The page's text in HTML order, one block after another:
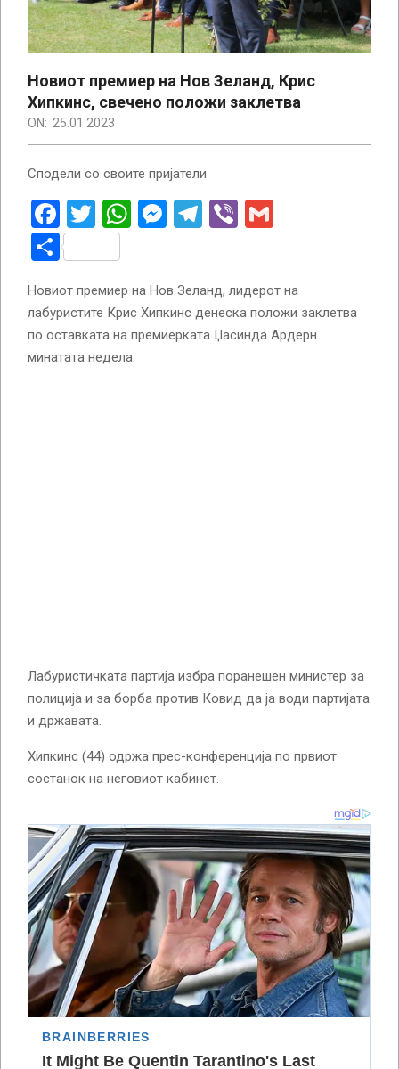
Новиот премиер на Нов Зеланд, Крис
Хипкинс, свечено положи заклетва
ON: 25.01.2023
Сподели со своите пријатели
Facebook
Twitter
WhatsApp
Messenger
Telegram
Viber
Share
Новиот премиер на Нов Зеланд, лидерот на
лабуристите Крис Хипкинс денеска положи заклетва
по оставката на премиерката Џасинда Ардерн
минатата недела.
Лабуристичката партија избра поранешен министер за
полиција и за борба против Ковид да ја води партијата
и државата.
Хипкинс (44) одржа прес-конференција по првиот
состанок на неговиот кабинет.